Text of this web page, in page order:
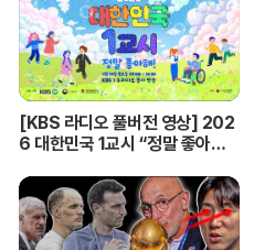
[KBS 라디오 풀버전 영상] 202
6 대한민국 1교시 “정말 좋아